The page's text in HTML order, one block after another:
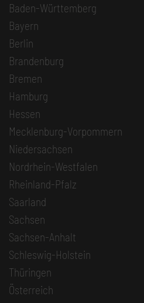
Baden-Württemberg
Bayern
Berlin
Brandenburg
Bremen
Hamburg
Hessen
Mecklenburg-Vorpommern
Niedersachsen
Nordrhein-Westfalen
Rheinland-Pfalz
Saarland
Sachsen
Sachsen-Anhalt
Schleswig-Holstein
Thüringen
Österreich